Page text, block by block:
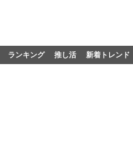
ランキング 推し活 新着トレンド